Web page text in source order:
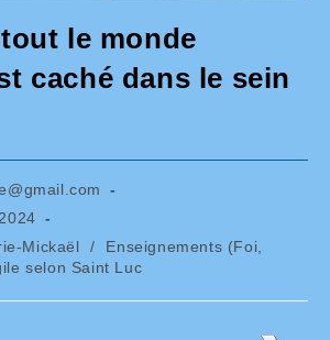
le monde
caché dans le sein
Mickaël /
Enseignements (Foi,
selon Saint Luc